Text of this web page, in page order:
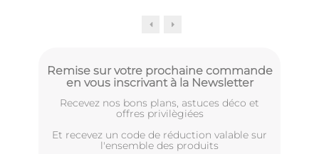
Remise sur votre prochaine commande
en vous inscrivant à la Newsletter
Recevez nos bons plans, astuces déco et
offres privilègiées
Et recevez un code de réduction valable sur
l'ensemble des produits